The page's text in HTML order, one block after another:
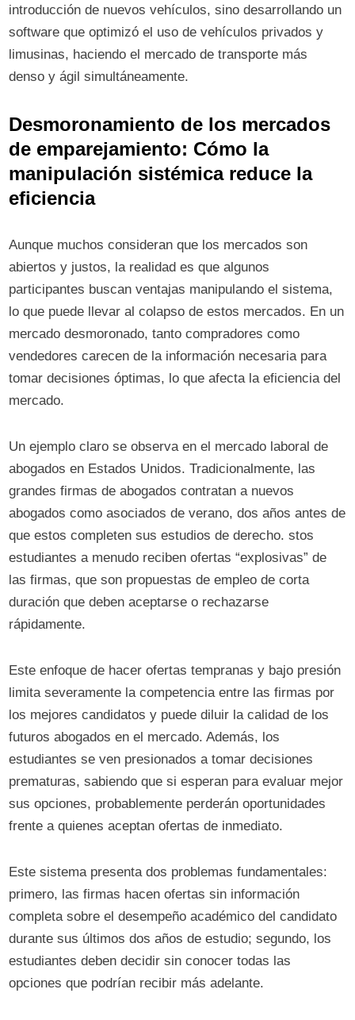
introducción de nuevos vehículos, sino desarrollando un
software que optimizó el uso de vehículos privados y
limusinas, haciendo el mercado de transporte más
denso y ágil simultáneamente.
Desmoronamiento de los mercados
de emparejamiento: Cómo la
manipulación sistémica reduce la
eficiencia
Aunque muchos consideran que los mercados son
abiertos y justos, la realidad es que algunos
participantes buscan ventajas manipulando el sistema,
lo que puede llevar al colapso de estos mercados. En un
mercado desmoronado, tanto compradores como
vendedores carecen de la información necesaria para
tomar decisiones óptimas, lo que afecta la eficiencia del
mercado.
Un ejemplo claro se observa en el mercado laboral de
abogados en Estados Unidos. Tradicionalmente, las
grandes firmas de abogados contratan a nuevos
abogados como asociados de verano, dos años antes de
que estos completen sus estudios de derecho. stos
estudiantes a menudo reciben ofertas “explosivas” de
las firmas, que son propuestas de empleo de corta
duración que deben aceptarse o rechazarse
rápidamente.
Este enfoque de hacer ofertas tempranas y bajo presión
limita severamente la competencia entre las firmas por
los mejores candidatos y puede diluir la calidad de los
futuros abogados en el mercado. Además, los
estudiantes se ven presionados a tomar decisiones
prematuras, sabiendo que si esperan para evaluar mejor
sus opciones, probablemente perderán oportunidades
frente a quienes aceptan ofertas de inmediato.
Este sistema presenta dos problemas fundamentales:
primero, las firmas hacen ofertas sin información
completa sobre el desempeño académico del candidato
durante sus últimos dos años de estudio; segundo, los
estudiantes deben decidir sin conocer todas las
opciones que podrían recibir más adelante.